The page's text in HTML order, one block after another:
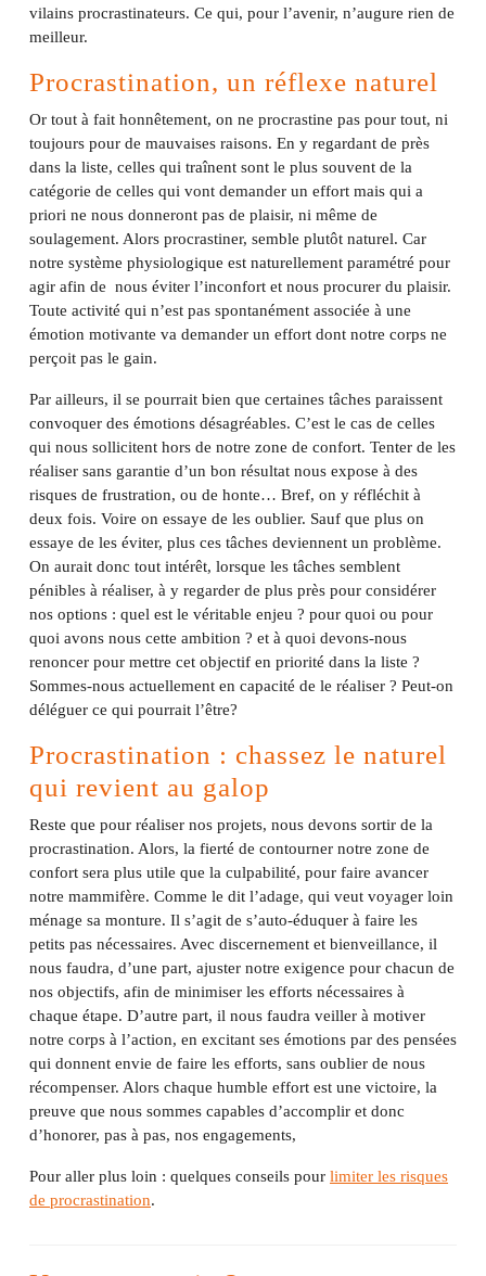
vilains procrastinateurs. Ce qui, pour l’avenir, n’augure rien de
meilleur.
Procrastination, un réflexe naturel
Or tout à fait honnêtement, on ne procrastine pas pour tout, ni
toujours pour de mauvaises raisons. En y regardant de près
dans la liste, celles qui traînent sont le plus souvent de la
catégorie de celles qui vont demander un effort mais qui a
priori ne nous donneront pas de plaisir, ni même de
soulagement. Alors procrastiner, semble plutôt naturel. Car
notre système physiologique est naturellement paramétré pour
agir afin de nous éviter l’inconfort et nous procurer du plaisir.
Toute activité qui n’est pas spontanément associée à une
émotion motivante va demander un effort dont notre corps ne
perçoit pas le gain.
Par ailleurs, il se pourrait bien que certaines tâches paraissent
convoquer des émotions désagréables. C’est le cas de celles
qui nous sollicitent hors de notre zone de confort. Tenter de les
réaliser sans garantie d’un bon résultat nous expose à des
risques de frustration, ou de honte… Bref, on y réfléchit à
deux fois. Voire on essaye de les oublier. Sauf que plus on
essaye de les éviter, plus ces tâches deviennent un problème.
On aurait donc tout intérêt, lorsque les tâches semblent
pénibles à réaliser, à y regarder de plus près pour considérer
nos options : quel est le véritable enjeu ? pour quoi ou pour
quoi avons nous cette ambition ? et à quoi devons-nous
renoncer pour mettre cet objectif en priorité dans la liste ?
Sommes-nous actuellement en capacité de le réaliser ? Peut-on
déléguer ce qui pourrait l’être?
Procrastination : chassez le naturel
qui revient au galop
Reste que pour réaliser nos projets, nous devons sortir de la
procrastination. Alors, la fierté de contourner notre zone de
confort sera plus utile que la culpabilité, pour faire avancer
notre mammifère. Comme le dit l’adage, qui veut voyager loin
ménage sa monture. Il s’agit de s’auto-éduquer à faire les
petits pas nécessaires. Avec discernement et bienveillance, il
nous faudra, d’une part, ajuster notre exigence pour chacun de
nos objectifs, afin de minimiser les efforts nécessaires à
chaque étape. D’autre part, il nous faudra veiller à motiver
notre corps à l’action, en excitant ses émotions par des pensées
qui donnent envie de faire les efforts, sans oublier de nous
récompenser. Alors chaque humble effort est une victoire, la
preuve que nous sommes capables d’accomplir et donc
d’honorer, pas à pas, nos engagements,
Pour aller plus loin : quelques conseils pour limiter les risques
de procrastination.